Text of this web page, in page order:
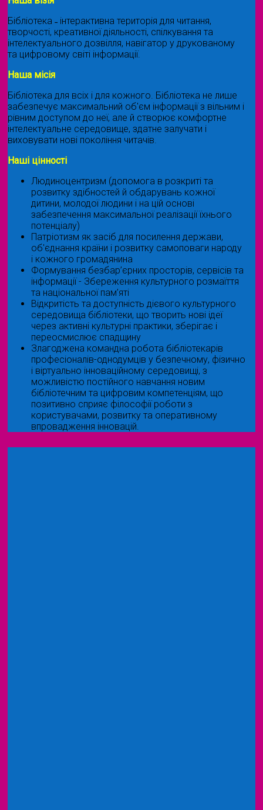
Бібліотека ˗ інтерактивна територія для читання,
творчості, креативної діяльності, спілкування та
інтелектуального дозвілля, навігатор у друкованому
та цифровому світі інформації.
Наша місія
Бібліотека для всіх і для кожного. Бібліотека не лише
забезпечує максимальний об'єм інформації з вільним і
рівним доступом до неї, але й створює комфортне
інтелектуальне середовище, здатне залучати і
виховувати нові покоління читачів.
Наші цінності
Людиноцентризм (допомога в розкриті та
розвитку здібностей й обдарувань кожної
дитини, молодої людини і на цій основі
забезпечення максимальної реалізації їхнього
потенціалу)
Патріотизм як засіб для посилення держави,
об'єднання країни і розвитку самоповаги народу
і кожного громадянина
Формування безбар’єрних просторів, сервісів та
інформації - Збереження культурного розмаїття
та національної пам’яті
Відкритість та доступність дієвого культурного
середовища бібліотеки, що творить нові ідеї
через активні культурні практики, зберігає і
переосмислює спадщину
Злагоджена командна робота бібліотекарів
професіоналів-однодумців у безпечному, фізично
і віртуально інноваційному середовищі, з
можливістю постійного навчання новим
бібліотечним та цифровим компетенціям, що
позитивно сприяє філософії роботи з
користувачами, розвитку та оперативному
впровадження інновацій.